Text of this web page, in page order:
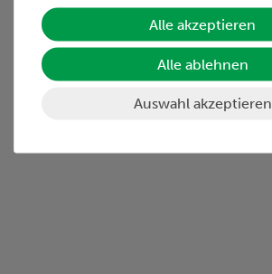
Alle akzeptieren
Alle ablehnen
Auswahl akzeptieren